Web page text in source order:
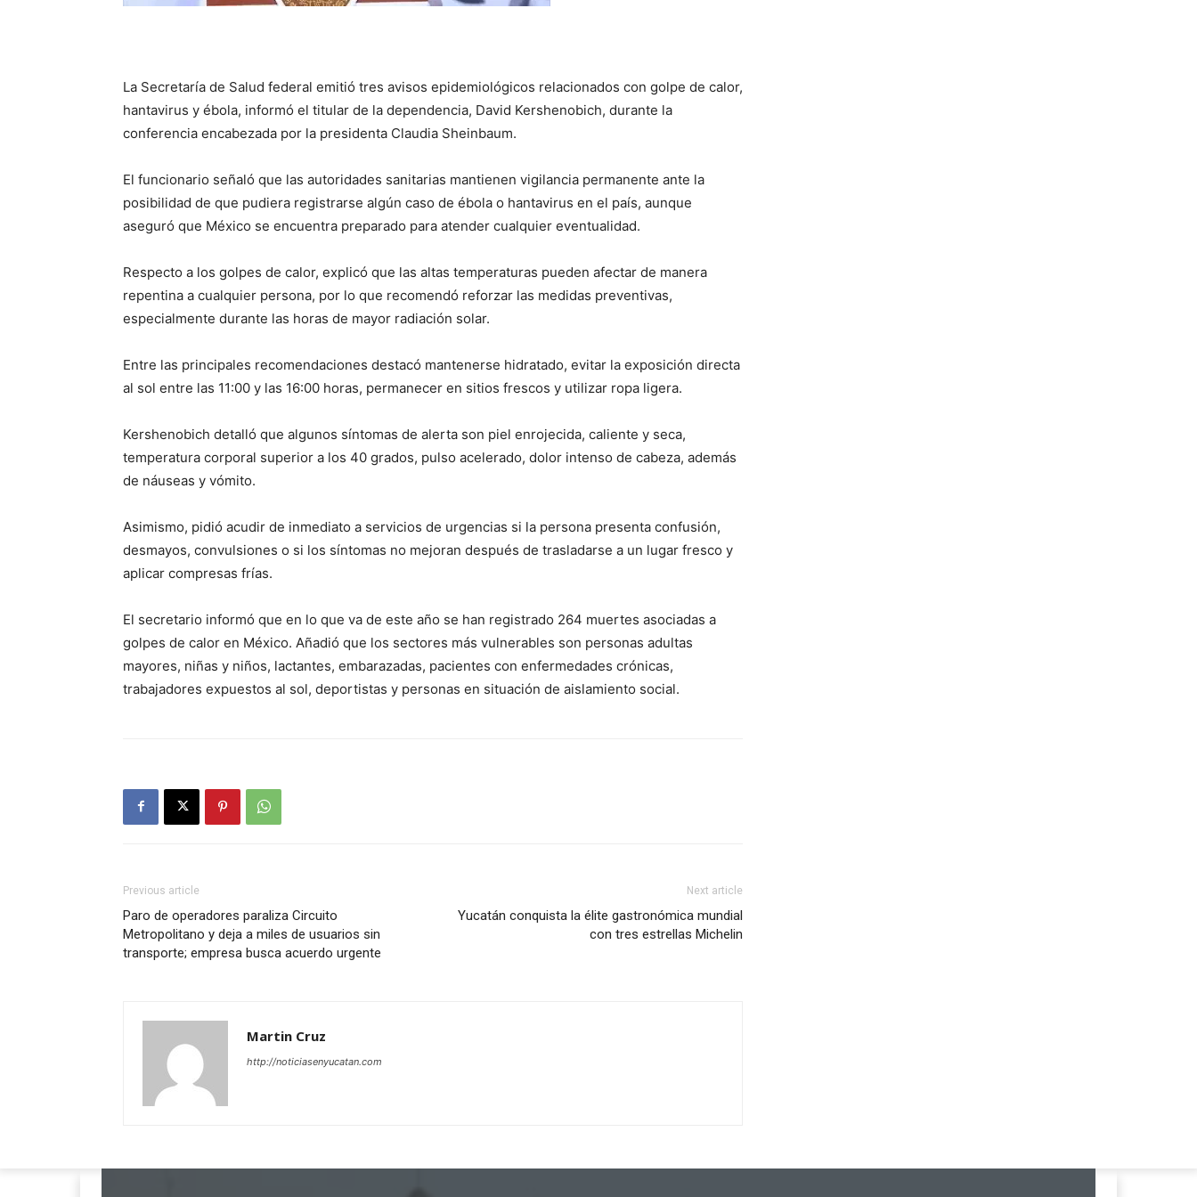
La Secretaría de Salud federal emitió tres avisos epidemiológicos relacionados con golpe de calor,
hantavirus y ébola, informó el titular de la dependencia, David Kershenobich, durante la
conferencia encabezada por la presidenta Claudia Sheinbaum.
El funcionario señaló que las autoridades sanitarias mantienen vigilancia permanente ante la
posibilidad de que pudiera registrarse algún caso de ébola o hantavirus en el país, aunque
aseguró que México se encuentra preparado para atender cualquier eventualidad.
Respecto a los golpes de calor, explicó que las altas temperaturas pueden afectar de manera
repentina a cualquier persona, por lo que recomendó reforzar las medidas preventivas,
especialmente durante las horas de mayor radiación solar.
Entre las principales recomendaciones destacó mantenerse hidratado, evitar la exposición directa
al sol entre las 11:00 y las 16:00 horas, permanecer en sitios frescos y utilizar ropa ligera.
Kershenobich detalló que algunos síntomas de alerta son piel enrojecida, caliente y seca,
temperatura corporal superior a los 40 grados, pulso acelerado, dolor intenso de cabeza, además
de náuseas y vómito.
Asimismo, pidió acudir de inmediato a servicios de urgencias si la persona presenta confusión,
desmayos, convulsiones o si los síntomas no mejoran después de trasladarse a un lugar fresco y
aplicar compresas frías.
El secretario informó que en lo que va de este año se han registrado 264 muertes asociadas a
golpes de calor en México. Añadió que los sectores más vulnerables son personas adultas
mayores, niñas y niños, lactantes, embarazadas, pacientes con enfermedades crónicas,
trabajadores expuestos al sol, deportistas y personas en situación de aislamiento social.
Previous article
Paro de operadores paraliza Circuito
Metropolitano y deja a miles de usuarios sin
transporte; empresa busca acuerdo urgente
Next article
Yucatán conquista la élite gastronómica mundial
con tres estrellas Michelin
Martin Cruz
http://noticiasenyucatan.com